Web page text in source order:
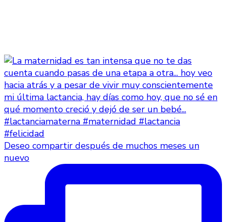
Deseo compartir después de muchos meses un
nuevo